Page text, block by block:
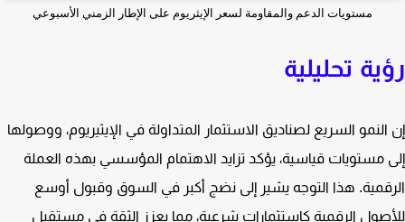
مستويات الدعم والمقاومة لسعر الإيثريوم على الإطار الزمني الأسبوعي
تحليلية
السريع لصناديق الاستثمار المتداولة في الإيثيريوم، ووصولها
مستويات قياسية، يؤكد تزايد الاهتمام المؤسسي بهذه العملة
هذا التوجه يشير إلى نضج أكبر في السوق وقبول أوسع
الرقمية كاستثمارات شرعية، مما يعزز الثقة في مستقبل